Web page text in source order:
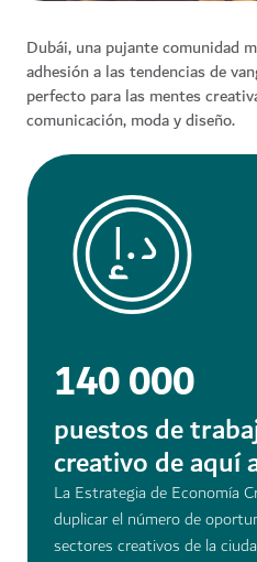
Dubái, una pujante comunidad
adhesión a las tendencias de
perfecto para las mentes
comunicación, moda y diseño.
140 000
puestos de
creativo de aquí
La Estrategia de Economía
duplicar el número de
sectores creativos de la